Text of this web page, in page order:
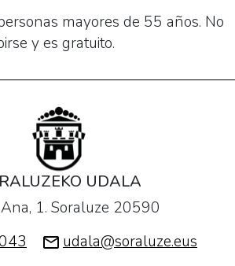
mayores de 55 años. No
y es gratuito.
UDALA
1. Soraluze 20590
udala@soraluze.eus